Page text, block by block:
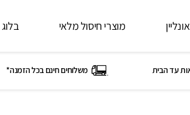
מוצרי חיסול מלאי בלוג
עד הבית משלוחים חינם בכל הזמנה*